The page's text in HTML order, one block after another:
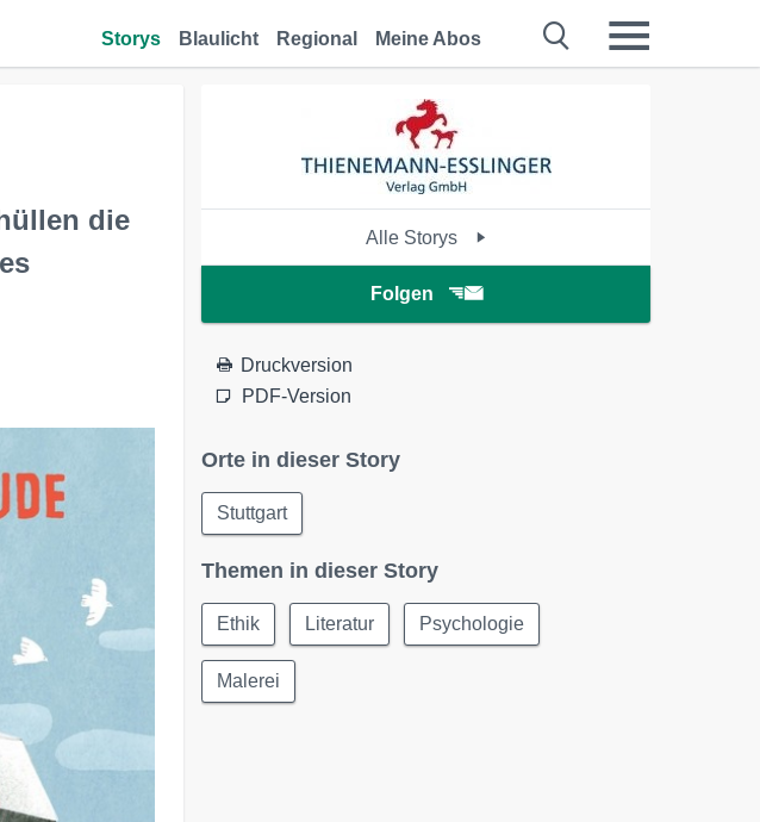
Storys Blaulicht Regional Meine Abos
die
Alle Storys
Folgen
Druckversion
PDF-Version
Orte in dieser Story
Stuttgart
Themen in dieser Story
Ethik Literatur Psychologie
Malerei